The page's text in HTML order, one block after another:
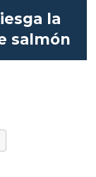
la
salmón